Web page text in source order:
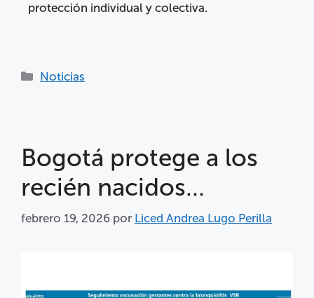
protección individual y colectiva.
Noticias
Bogotá protege a los
recién nacidos…
febrero 19, 2026 por Liced Andrea Lugo Perilla